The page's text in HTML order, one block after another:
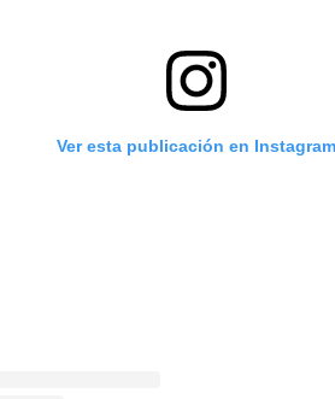
Ver esta publicación en Instagram